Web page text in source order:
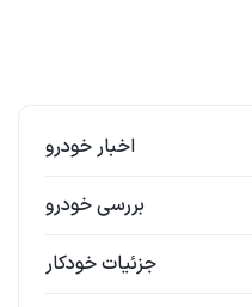
اخبار خودرو
بررسی خودرو
جزئیات خودکار